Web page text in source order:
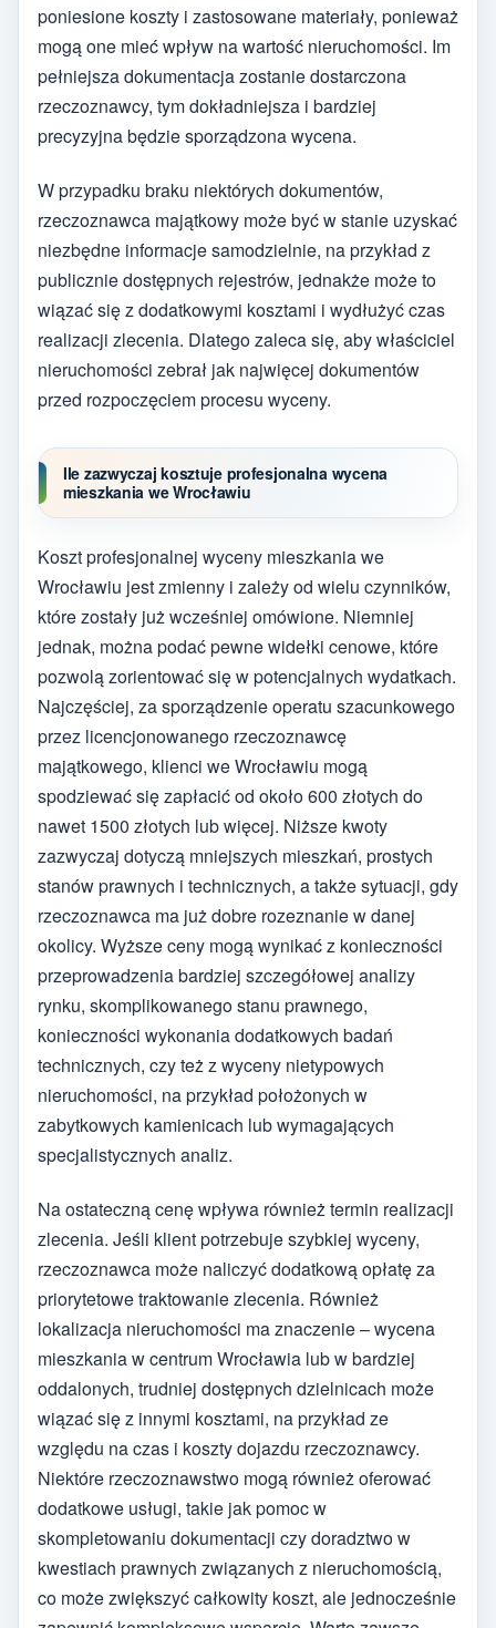
poniesione koszty i zastosowane materiały, ponieważ
mogą one mieć wpływ na wartość nieruchomości. Im
pełniejsza dokumentacja zostanie dostarczona
rzeczoznawcy, tym dokładniejsza i bardziej
precyzyjna będzie sporządzona wycena.
W przypadku braku niektórych dokumentów,
rzeczoznawca majątkowy może być w stanie uzyskać
niezbędne informacje samodzielnie, na przykład z
publicznie dostępnych rejestrów, jednakże może to
wiązać się z dodatkowymi kosztami i wydłużyć czas
realizacji zlecenia. Dlatego zaleca się, aby właściciel
nieruchomości zebrał jak najwięcej dokumentów
przed rozpoczęciem procesu wyceny.
Ile zazwyczaj kosztuje profesjonalna wycena
mieszkania we Wrocławiu
Koszt profesjonalnej wyceny mieszkania we
Wrocławiu jest zmienny i zależy od wielu czynników,
które zostały już wcześniej omówione. Niemniej
jednak, można podać pewne widełki cenowe, które
pozwolą zorientować się w potencjalnych wydatkach.
Najczęściej, za sporządzenie operatu szacunkowego
przez licencjonowanego rzeczoznawcę
majątkowego, klienci we Wrocławiu mogą
spodziewać się zapłacić od około 600 złotych do
nawet 1500 złotych lub więcej. Niższe kwoty
zazwyczaj dotyczą mniejszych mieszkań, prostych
stanów prawnych i technicznych, a także sytuacji, gdy
rzeczoznawca ma już dobre rozeznanie w danej
okolicy. Wyższe ceny mogą wynikać z konieczności
przeprowadzenia bardziej szczegółowej analizy
rynku, skomplikowanego stanu prawnego,
konieczności wykonania dodatkowych badań
technicznych, czy też z wyceny nietypowych
nieruchomości, na przykład położonych w
zabytkowych kamienicach lub wymagających
specjalistycznych analiz.
Na ostateczną cenę wpływa również termin realizacji
zlecenia. Jeśli klient potrzebuje szybkiej wyceny,
rzeczoznawca może naliczyć dodatkową opłatę za
priorytetowe traktowanie zlecenia. Również
lokalizacja nieruchomości ma znaczenie – wycena
mieszkania w centrum Wrocławia lub w bardziej
oddalonych, trudniej dostępnych dzielnicach może
wiązać się z innymi kosztami, na przykład ze
względu na czas i koszty dojazdu rzeczoznawcy.
Niektóre rzeczoznawstwo mogą również oferować
dodatkowe usługi, takie jak pomoc w
skompletowaniu dokumentacji czy doradztwo w
kwestiach prawnych związanych z nieruchomością,
co może zwiększyć całkowity koszt, ale jednocześnie